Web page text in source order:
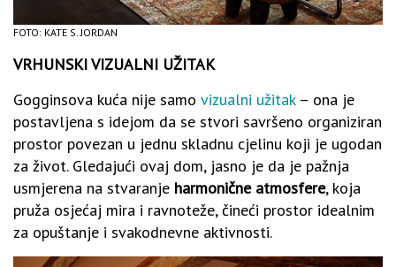
FOTO: KATE S. JORDAN
VRHUNSKI VIZUALNI UŽITAK
Gogginsova kuća nije samo vizualni užitak– ona je
postavljena s idejom da se stvori savršeno organiziran
prostor povezan u jednu skladnu cjelinu koji je ugodan
za život. Gledajući ovaj dom, jasno je da je pažnja
usmjerena na stvaranje harmonične atmosfere, koja
pruža osjećaj mira i ravnoteže, čineći prostor idealnim
za opuštanje i svakodnevne aktivnosti.